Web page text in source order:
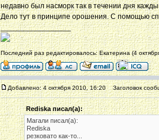
недавно был насморк так в течении дня
Дело тут в принципе орошения. С помощью
_________________
Последний раз редактировалось: Екатерина (4
Добавлено: 4 октября 2010, 16:20 Заголовок
Rediska писал(а):
Магали писал(а):
Rediska
резковато как-то...